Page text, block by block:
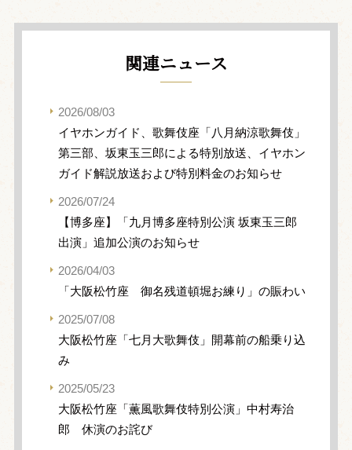
関連ニュース
2026/08/03
イヤホンガイド、歌舞伎座「八月納涼歌舞伎」
第三部、坂東玉三郎による特別放送、イヤホン
ガイド解説放送および特別料金のお知らせ
2026/07/24
【博多座】「九月博多座特別公演 坂東玉三郎
出演」追加公演のお知らせ
2026/04/03
「大阪松竹座 御名残道頓堀お練り」の賑わい
2025/07/08
大阪松竹座「七月大歌舞伎」開幕前の船乗り込
み
2025/05/23
大阪松竹座「薫風歌舞伎特別公演」中村寿治
郎 休演のお詫び